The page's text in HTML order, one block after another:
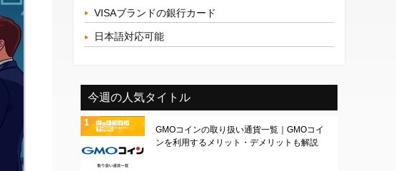
VISAブランドの銀行カード
日本語対応可能
今週の人気タイトル
GMOコインの取り扱い通貨一覧｜GMOコイ
ンを利用するメリット・デメリットも解説